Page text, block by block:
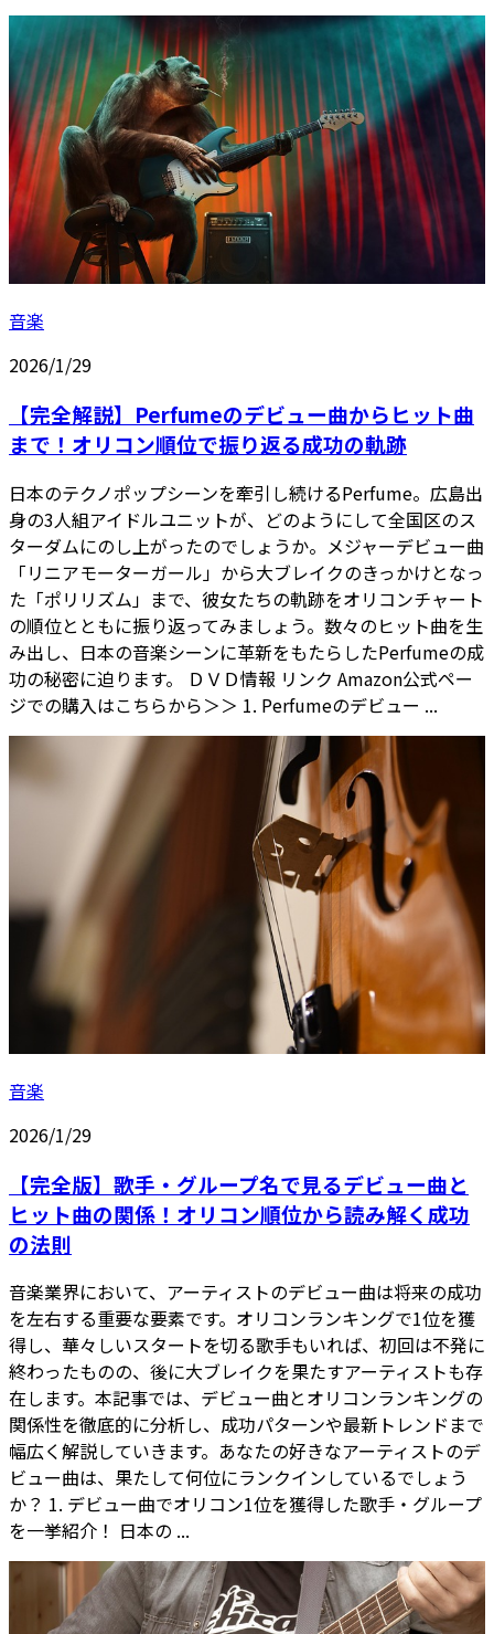
音楽
2026/1/29
【完全解説】Perfumeのデビュー曲からヒット曲
まで！オリコン順位で振り返る成功の軌跡
日本のテクノポップシーンを牽引し続けるPerfume。広島出
身の3人組アイドルユニットが、どのようにして全国区のス
ターダムにのし上がったのでしょうか。メジャーデビュー曲
「リニアモーターガール」から大ブレイクのきっかけとなっ
た「ポリリズム」まで、彼女たちの軌跡をオリコンチャート
の順位とともに振り返ってみましょう。数々のヒット曲を生
み出し、日本の音楽シーンに革新をもたらしたPerfumeの成
功の秘密に迫ります。 ＤＶＤ情報 リンク Amazon公式ペー
ジでの購入はこちらから＞＞ 1. Perfumeのデビュー ...
音楽
2026/1/29
【完全版】歌手・グループ名で見るデビュー曲と
ヒット曲の関係！オリコン順位から読み解く成功
の法則
音楽業界において、アーティストのデビュー曲は将来の成功
を左右する重要な要素です。オリコンランキングで1位を獲
得し、華々しいスタートを切る歌手もいれば、初回は不発に
終わったものの、後に大ブレイクを果たすアーティストも存
在します。本記事では、デビュー曲とオリコンランキングの
関係性を徹底的に分析し、成功パターンや最新トレンドまで
幅広く解説していきます。あなたの好きなアーティストのデ
ビュー曲は、果たして何位にランクインしているでしょう
か？ 1. デビュー曲でオリコン1位を獲得した歌手・グループ
を一挙紹介！ 日本の ...